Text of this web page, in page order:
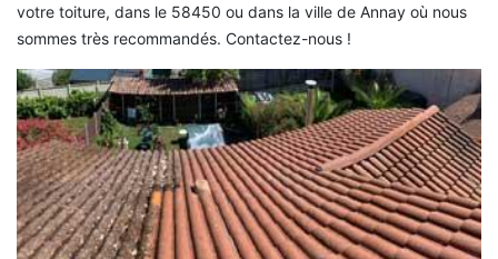
votre toiture, dans le 58450 ou dans la ville de Annay où nous
sommes très recommandés. Contactez-nous !